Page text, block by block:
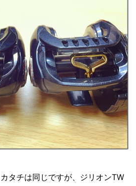
タチは同じですが、ジリオンTW